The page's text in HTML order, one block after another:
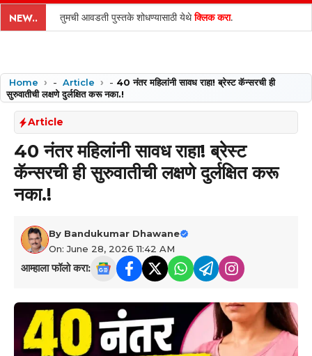
content
NEW.. तुमची आवडती पुस्तके शोधण्यासाठी येथेक्लिक करा.
Home - Article - 40 नंतर महिलांनी सावध राहा! ब्रेस्ट कॅन्सरची ही
सुरुवातीची लक्षणे दुर्लक्षित करू नका.!
Article
40 नंतर महिलांनी सावध राहा! ब्रेस्ट
कॅन्सरची ही सुरुवातीची लक्षणे दुर्लक्षित करू
नका.!
By Bandukumar Dhawane
On: June 28, 2026 11:42 AM
आम्हाला फॉलो करा: